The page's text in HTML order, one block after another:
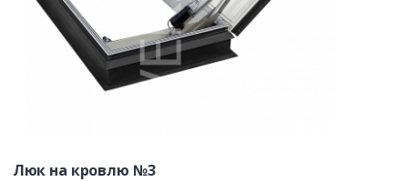
Люк на кровлю №3